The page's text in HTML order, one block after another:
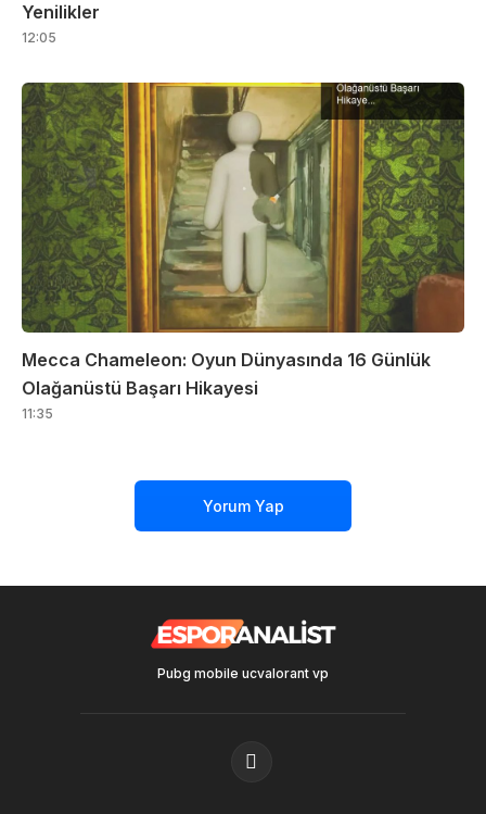
Yenilikler
12:05
Mecca Chameleon: Oyun Dünyasında 16 Günlük
Olağanüstü Başarı Hikayesi
11:35
Yorum Yap
Pubg mobile ucvalorant vp